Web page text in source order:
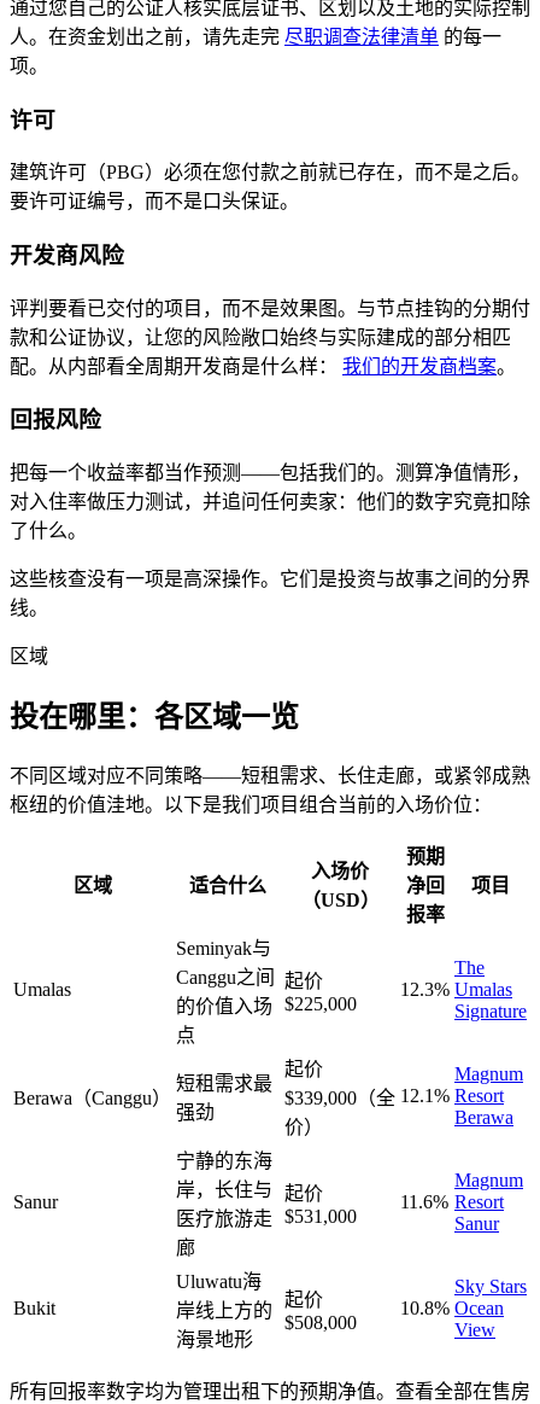
通过您自己的公证人核实底层证书、区划以及土地的实际控制
人。在资金划出之前，请先走完 尽职调查法律清单 的每一
项。
许可
建筑许可（PBG）必须在您付款之前就已存在，而不是之后。
要许可证编号，而不是口头保证。
开发商风险
评判要看已交付的项目，而不是效果图。与节点挂钩的分期付
款和公证协议，让您的风险敞口始终与实际建成的部分相匹
配。从内部看全周期开发商是什么样： 我们的开发商档案。
回报风险
把每一个收益率都当作预测——包括我们的。测算净值情形，
对入住率做压力测试，并追问任何卖家：他们的数字究竟扣除
了什么。
这些核查没有一项是高深操作。它们是投资与故事之间的分界
线。
区域
投在哪里：各区域一览
不同区域对应不同策略——短租需求、长住走廊，或紧邻成熟
枢纽的价值洼地。以下是我们项目组合当前的入场价位：
区域 适合什么
入场价
（USD）
预期
净回
报率
项目
Umalas
Seminyak与
Canggu之间
的价值入场
点
起价
$225,000
12.3%
The
Umalas
Signature
Berawa（Canggu）
短租需求最
强劲
起价
$339,000 （全
价）
12.1%
Magnum
Resort
Berawa
Sanur
宁静的东海
岸，长住与
医疗旅游走
廊
起价
$531,000
11.6%
Magnum
Resort
Sanur
Bukit
Uluwatu海
岸线上方的
海景地形
起价
$508,000
10.8%
Sky Stars
Ocean
View
所有回报率数字均为管理出租下的预期净值。查看全部在售房